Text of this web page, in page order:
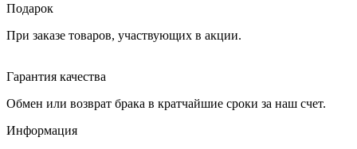
Подарок
При заказе товаров, участвующих в акции.
Гарантия качества
Обмен или возврат брака в кратчайшие сроки за наш счет.
Информация